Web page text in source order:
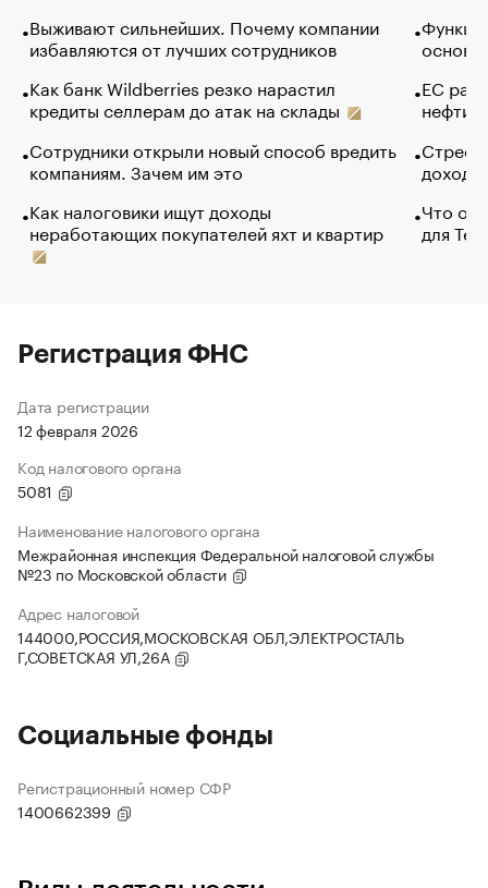
Выживают сильнейших. Почему компании
избавляются от лучших сотрудников
Как банк Wildberries резко нарастил
кредиты селлерам до атак на склады
Сотрудники открыли новый способ вредить
компаниям. Зачем им это
Как налоговики ищут доходы
неработающих покупателей яхт и квартир
основ
ЕС
нефти
Что
для
Регистрация ФНС
Дата регистрации
12 февраля 2026
Код налогового органа
5081
Наименование налогового органа
Межрайонная инспекция Федеральной налоговой службы
№23 по Московской области
Адрес налоговой
144000,РОССИЯ,МОСКОВСКАЯ ОБЛ,ЭЛЕКТРОСТАЛЬ
Г,СОВЕТСКАЯ УЛ,26А
Социальные фонды
Регистрационный номер СФР
1400662399